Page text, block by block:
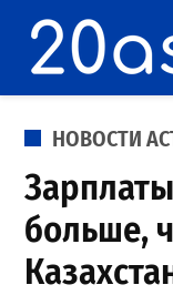
content
POSTED
НОВОСТИ
больше,